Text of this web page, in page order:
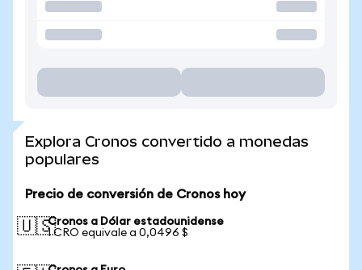
Explora Cronos convertido a monedas
populares
Precio de conversión de Cronos hoy
🇺🇸Cronos a Dólar estadounidense
1 CRO equivale a 0,0496 $